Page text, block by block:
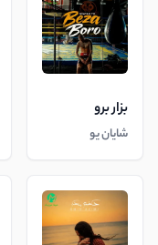
بزار برو
شایان یو